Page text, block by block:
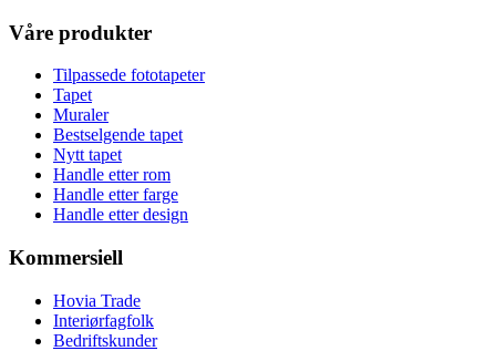
Våre produkter
Tilpassede fototapeter
Tapet
Muraler
Bestselgende tapet
Nytt tapet
Handle etter rom
Handle etter farge
Handle etter design
Kommersiell
Hovia Trade
Interiørfagfolk
Bedriftskunder